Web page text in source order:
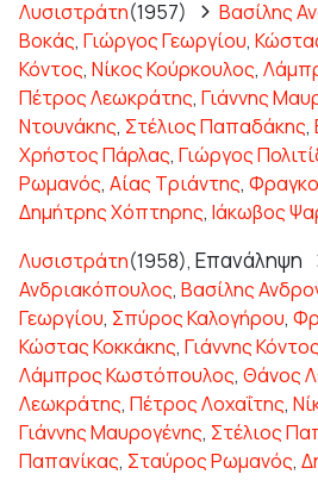
Λυσιστράτη(1957) Βασίλης
Βοκάς, Γιώργος Γεωργίου,
Κόντος, Νίκος Κούρκουλος,
Πέτρος Λεωκράτης, Γιάννης
Ντουνάκης, Στέλιος Παπαδάκης,
Χρήστος Πάρλας, Γιώργος
Ρωμανός, Αίας Τριάντης,
Δημήτρης Χόπτηρης, Ιάκωβος
Λυσιστράτη(1958), Επανάληψη
Ανδριακόπουλος, Βασίλης
Γεωργίου, Σπύρος Καλογήρου,
Κώστας Κοκκάκης, Γιάννης Κόντος
Λάμπρος Κωστόπουλος, Θάνος
Λεωκράτης, Πέτρος Λοχαΐτης,
Γιάννης Μαυρογένης, Στέλιος
Παπανίκας, Σταύρος Ρωμανός,